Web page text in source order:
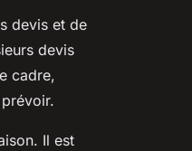
devis et de
devis
cadre,
Il est